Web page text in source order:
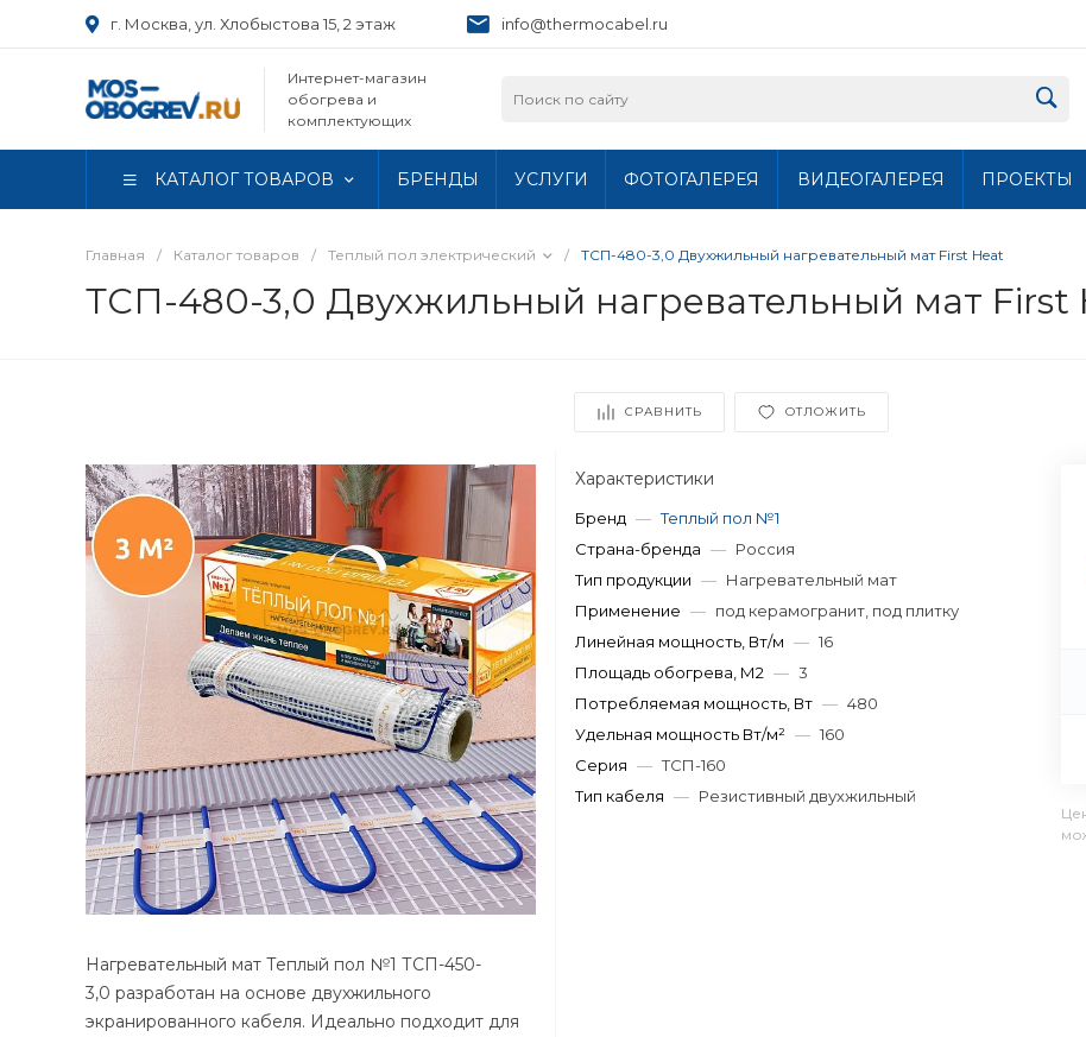
г. Москва, ул. Хлобыстова 15, 2 этаж info@thermocabel.ru
Интернет-магазин
обогрева и
комплектующих
КАТАЛОГ ТОВАРОВ БРЕНДЫ УСЛУГИ ФОТОГАЛЕРЕЯ ВИДЕОГАЛЕРЕЯ ПРОЕКТЫ
Главная / Каталог товаров / Теплый пол электрический / ТСП-480-3,0 Двухжильный нагревательный мат First Heat
ТСП-480-3,0 Двухжильный нагревательный мат First
СРАВНИТЬ ОТЛОЖИТЬ
Нагревательный мат Теплый пол №1 ТСП-450-
3,0 разработан на основе двухжильного
экранированного кабеля. Идеально подходит для
Характеристики
Бренд — Теплый пол №1
Страна-бренда — Россия
Тип продукции — Нагревательный мат
Применение — под керамогранит, под плитку
Линейная мощность, Вт/м — 16
Площадь обогрева, М2 — 3
Потребляемая мощность, Вт — 480
Удельная мощность Вт/м² — 160
Серия — ТСП-160
Тип кабеля — Резистивный двухжильный